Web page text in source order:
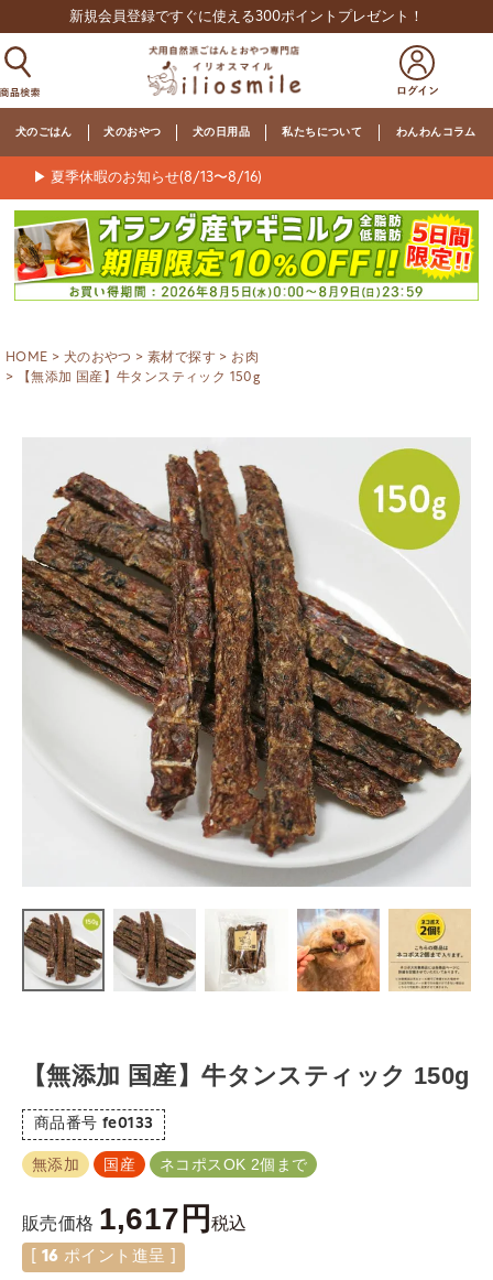
新規会員登録ですぐに使える300ポイントプレゼント！
犬のごはん 犬のおやつ 犬の日用品 私たちについて わんわんコラム
▶ 夏季休暇のお知らせ(8/13〜8/16)
HOME 犬のおやつ 素材で探す
お肉
【無添加 国産】牛タンスティック 150g
【無添加 国産】牛タンスティック 150g
商品番号 fe0133
無添加 国産 ネコポスOK 2個まで
販売価格 1,617 税込
16 ポイント進呈 ]